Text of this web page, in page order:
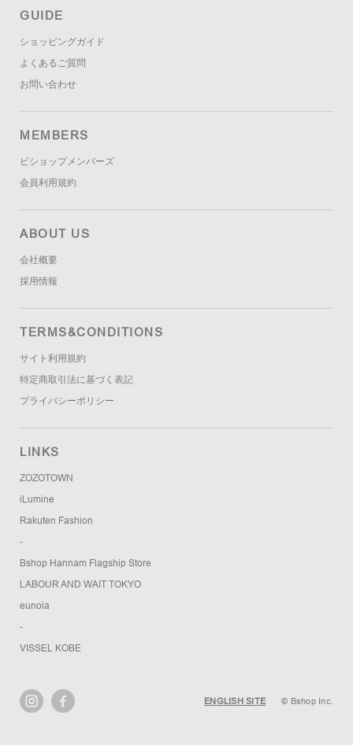
GUIDE
ショッピングガイド
よくあるご質問
お問い合わせ
MEMBERS
ビショップメンバーズ
会員利用規約
ABOUT US
会社概要
採用情報
TERMS&CONDITIONS
サイト利用規約
特定商取引法に基づく表記
プライバシーポリシー
LINKS
ZOZOTOWN
iLumine
Rakuten Fashion
-
Bshop Hannam Flagship Store
LABOUR AND WAIT TOKYO
eunoia
-
VISSEL KOBE
ENGLISH SITE © Bshop Inc.